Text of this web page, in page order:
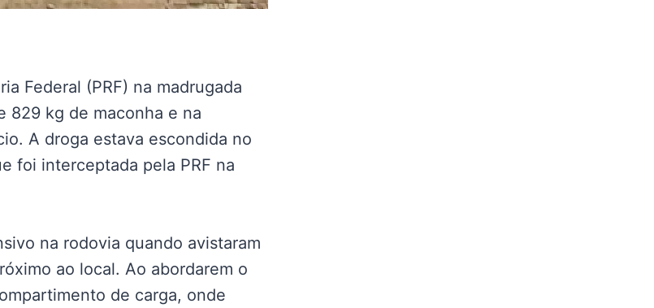
Federal (PRF) na madrugada
829 kg de maconha e na
A droga estava escondida no
foi interceptada pela PRF na
na rodovia quando avistaram
ao local. Ao abordarem o
de carga, onde